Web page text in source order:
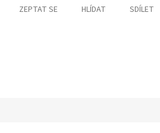
ZEPTAT SE HLÍDAT SDÍLET